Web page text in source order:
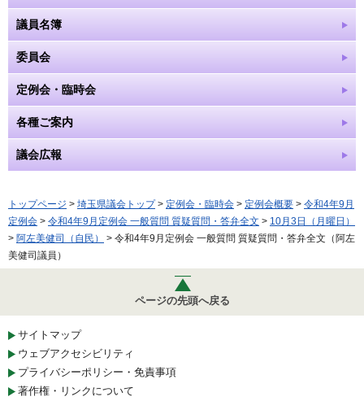
議員名簿
委員会
定例会・臨時会
各種ご案内
議会広報
トップページ > 埼玉県議会トップ> 定例会・臨時会 > 定例会概要 > 令和4年9月
定例会 > 令和4年9月定例会 一般質問 質疑質問・答弁全文 > 10月3日（月曜日）
> 阿左美健司（自民）
> 令和4年9月定例会 一般質問 質疑質問・答弁全文（阿左
美健司議員）
ページの先頭へ戻る
サイトマップ
ウェブアクセシビリティ
プライバシーポリシー・免責事項
著作権・リンクについて